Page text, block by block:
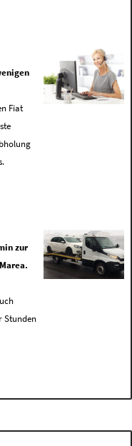
Fiat
zur
Stunden